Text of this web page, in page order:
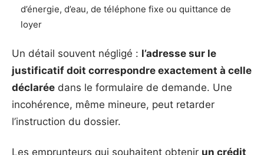
d’énergie, d’eau, de téléphone fixe ou quittance de
loyer
Un détail souvent négligé : l’adresse sur le
justificatif doit correspondre exactement à celle
déclarée dans le formulaire de demande. Une
incohérence, même mineure, peut retarder
l’instruction du dossier.
Les emprunteurs qui souhaitent obtenir un crédit